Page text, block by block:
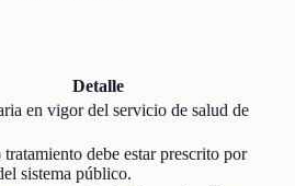
Detalle
en vigor del servicio de salud de
debe estar prescrito por
sistema público.